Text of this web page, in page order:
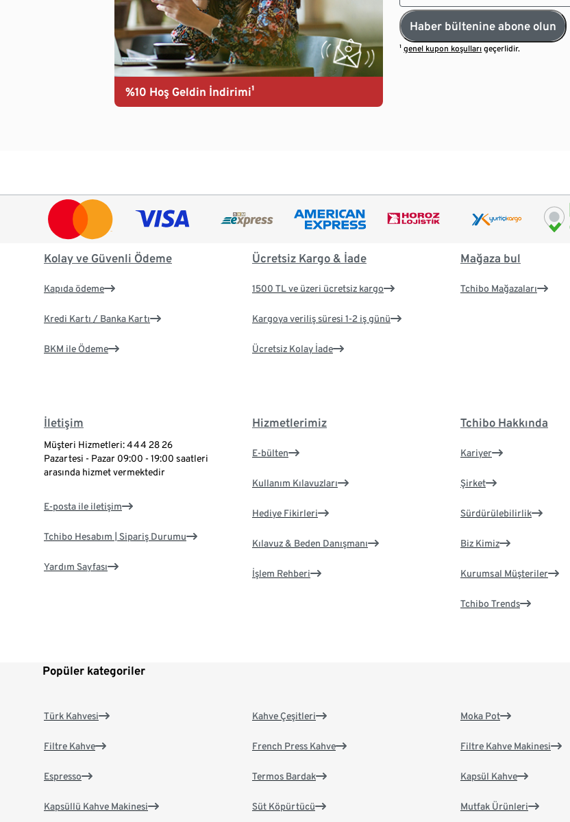
%10 Hoş Geldin İndirimi¹
Haber bültenine abone olun
¹genel kupon koşulları geçerlidir.
Kolay ve Güvenli Ödeme
Kapıda ödeme
Kredi Kartı / Banka Kartı
BKM ile Ödeme
Ücretsiz Kargo & İade
1500 TL ve üzeri ücretsiz kargo
Kargoya veriliş süresi 1-2 iş günü
Ücretsiz Kolay İade
Mağaza bul
Tchibo Mağazaları
İletişim
Müşteri Hizmetleri: 444 28 26
Pazartesi - Pazar 09:00 - 19:00 saatleri
arasında hizmet vermektedir
E-posta ile iletişim
Tchibo Hesabım | Sipariş Durumu
Yardım Sayfası
Hizmetlerimiz
E-bülten
Kullanım Kılavuzları
Hediye Fikirleri
Kılavuz & Beden Danışmanı
İşlem Rehberi
Tchibo Hakkında
Kariyer
Şirket
Sürdürülebilirlik
Biz Kimiz
Kurumsal Müşteriler
Tchibo Trends
Popüler kategoriler
Türk Kahvesi
Filtre Kahve
Espresso
Kapsüllü Kahve Makinesi
Kahve Çeşitleri
French Press Kahve
Termos Bardak
Süt Köpürtücü
Moka Pot
Filtre Kahve Makinesi
Kapsül Kahve
Mutfak Ürünleri